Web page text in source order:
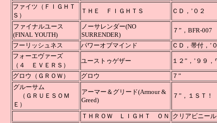
ファイツ（ＦＩＧＨＴ
Ｓ）
ＴＨＥ ＦＩＧＨＴＳ ＣＤ，’０２
ファイナルユース
(FINAL YOUTH)
ノーサレンダー(NO
SURRENDER)
７”，
フーリッシュネス パワーオブマインド
ＣＤ，帯付，’
フォーエヴァーズ
（４ ＥＶＥＲＳ）
ユーストゥゲザー １２”，’９９
グロウ（ＧＲＯＷ） グロウ
７”
グルーサム
（ＧＲＵＥＳＯＭ
Ｅ）
アーマー＆グリード(Armour &
Greed)
７”
ＴＨＲＯＷ ＬＩＧＨＴ ＯＮ
クリアビ